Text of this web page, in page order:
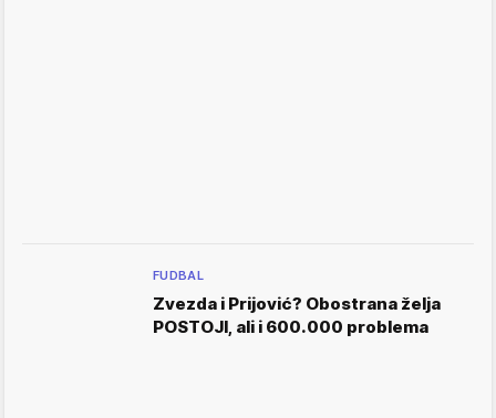
FUDBAL
Zvezda i Prijović? Obostrana želja
POSTOJI, ali i 600.000 problema